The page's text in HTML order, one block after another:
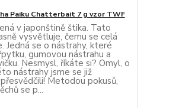
Paiku Chatterbait 7 g vzor TWF
v japonštině štika. Tato
vysvětluje, čemu se celá
Jedná se o nástrahy, které
gumovou nástrahu a
Nesmysl, říkáte si? Omyl, o
nástrahy jsme se již
Metodou pokusů,
se p...